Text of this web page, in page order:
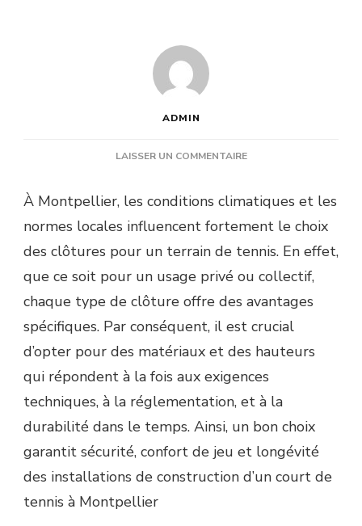
ADMIN
LAISSER UN COMMENTAIRESUR
DE
CLÔTURES
LE
MIEUX
LA
CONSTRUCTION
COURT
DE
TENNIS
À
MONTPELLIER
À Montpellier, les conditions climatiques et les
normes locales influencent fortement le choix
des clôtures pour un terrain de tennis. En effet,
que ce soit pour un usage privé ou collectif,
chaque type de clôture offre des avantages
spécifiques. Par conséquent, il est crucial
d’opter pour des matériaux et des hauteurs
qui répondent à la fois aux exigences
techniques, à la réglementation, et à la
durabilité dans le temps. Ainsi, un bon choix
garantit sécurité, confort de jeu et longévité
des installations de construction d’un court de
tennis à Montpellier